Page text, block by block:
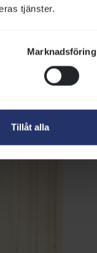
tjänster.
Marknadsföring
Tillåt alla